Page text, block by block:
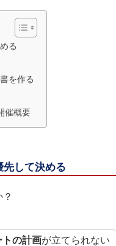
る
を作る
催概要
先して決める
トの計画が立てられない